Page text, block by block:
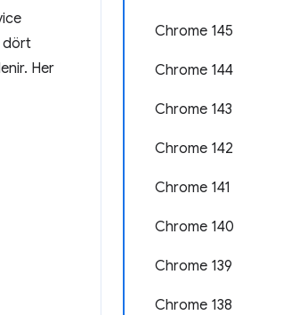
Chrome 145
Chrome 144
Chrome 143
Chrome 142
Chrome 141
Chrome 140
Chrome 139
Chrome 138
dört
Her